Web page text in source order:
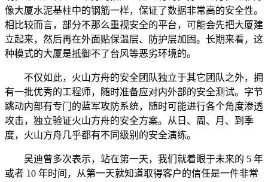
像大厦水泥基柱中的钢筋一样，保证了数据非常高的安全性。
相比较而言，部分不那么重视安全的平台，可能会先把大厦建
立起来，然后再在外面贴保温层、防护层加固。长期来看，这
种模式的大厦是抵御不了台风等恶劣环境的。
不仅如此，火山方舟的安全团队独立于其它团队之外，拥
有一批优秀的工程师，随时准备应对内外部的安全测试。字节
跳动内部有专门的蓝军攻防系统，随时可能进行各个角度渗透
攻击，独立验证火山方舟的安全方案。从日、周、月、到季
度，火山方舟几乎都有不同级别的安全演练。
吴迪曾多次表示，站在第一天，我们就着眼于未来的 5 年
或者 10 年时间，从第一天就知道取得客户的信任是一件非常